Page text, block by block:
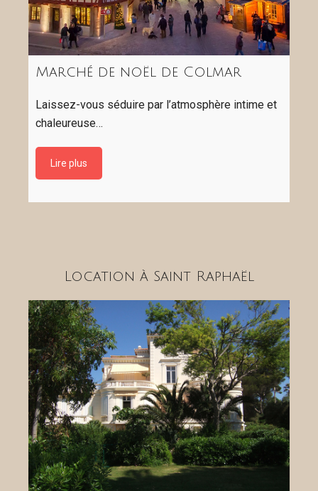
Marché de noël de Colmar
Laissez-vous séduire par l’atmosphère intime et
chaleureuse…
Lire plus
Location à Saint Raphaël